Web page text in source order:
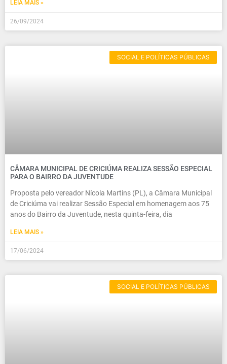
LEIA MAIS »
26/09/2024
SOCIAL E POLÍTICAS PÚBLICAS
CÂMARA MUNICIPAL DE CRICIÚMA REALIZA SESSÃO ESPECIAL
PARA O BAIRRO DA JUVENTUDE
Proposta pelo vereador Nícola Martins (PL), a Câmara Municipal
de Criciúma vai realizar Sessão Especial em homenagem aos 75
anos do Bairro da Juventude, nesta quinta-feira, dia
LEIA MAIS »
17/06/2024
SOCIAL E POLÍTICAS PÚBLICAS